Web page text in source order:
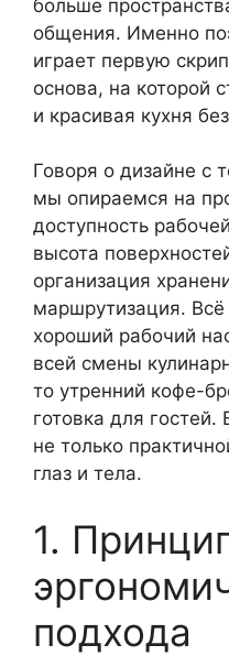
больше
общения. Именно
играет первую
основа, на которой
и красивая кухня
Говоря о дизайне с
мы опираемся на
доступность
высота
организация
маршрутизация. Всё
хороший рабочий
всей смены
то утренний кофе-
готовка для гостей.
не только
глаз и тела.
1.
подхода